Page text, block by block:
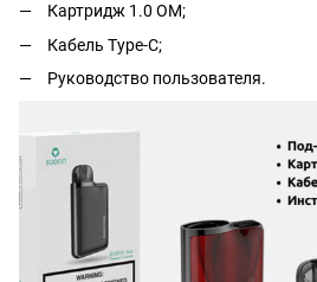
Картридж 1.0 ОМ;
Кабель Type-C;
Руководство пользователя.